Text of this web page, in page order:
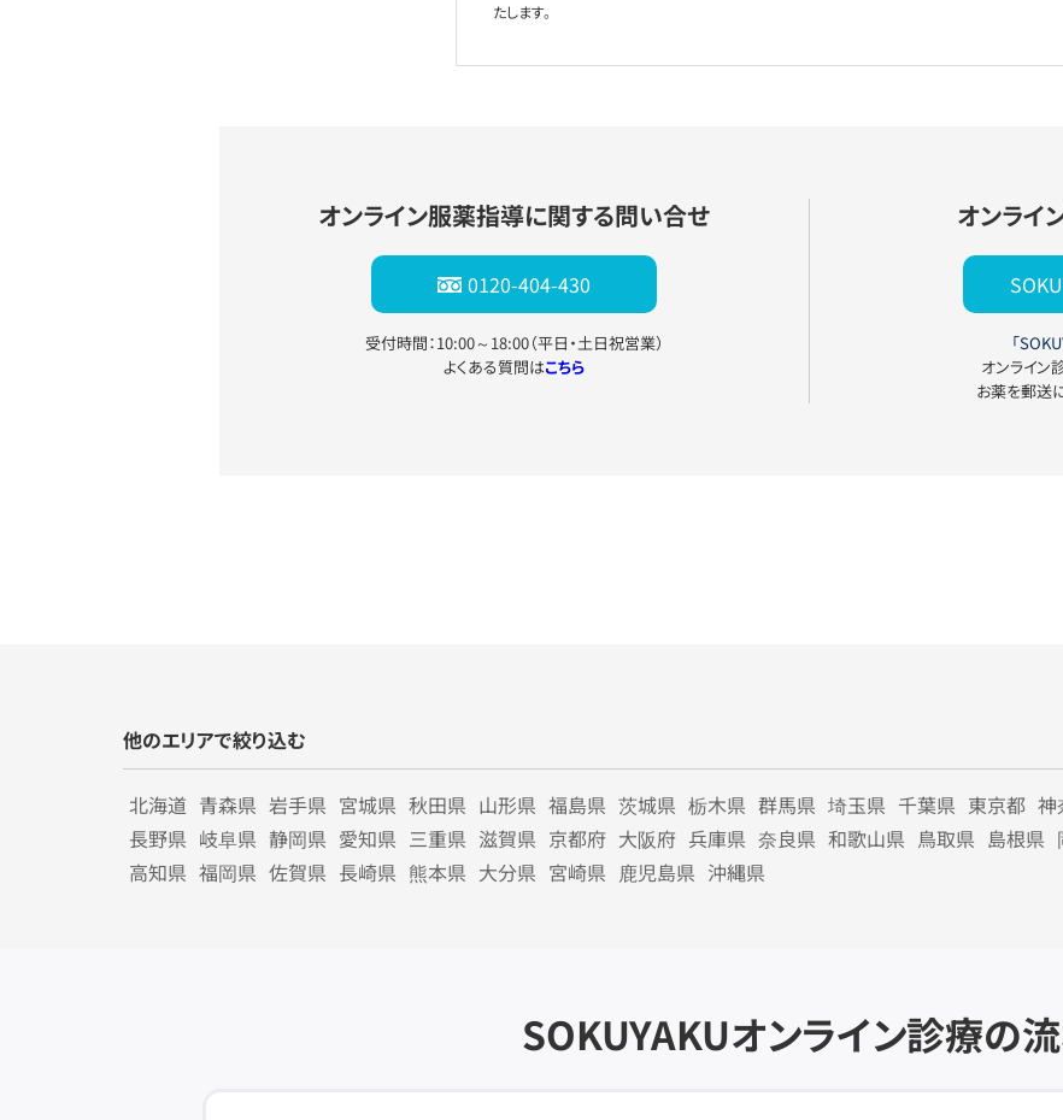
たします。
オンライン服薬指導に関する問い合せ
0120-404-430
受付時間：10:00～18:00（平日・土日祝営業）
よくある質問はこちら
オンライ
「
オンライン
お薬を郵送
他のエリアで絞り込む
北海道 青森県 岩手県 宮城県 秋田県 山形県 福島県 茨城県 栃木県 群馬県 埼玉県 千葉県 東京都 神
長野県 岐阜県 静岡県 愛知県 三重県 滋賀県 京都府 大阪府 兵庫県 奈良県 和歌山県 鳥取県 島根県
高知県 福岡県 佐賀県 長崎県 熊本県 大分県 宮崎県 鹿児島県 沖縄県
SOKUYAKUオンライン診療の